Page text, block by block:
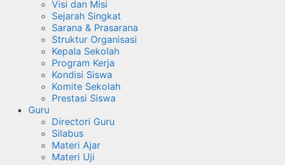
Visi dan Misi
Sejarah Singkat
Sarana & Prasarana
Struktur Organisasi
Kepala Sekolah
Program Kerja
Kondisi Siswa
Komite Sekolah
Prestasi Siswa
Guru
Directori Guru
Silabus
Materi Ajar
Materi Uji